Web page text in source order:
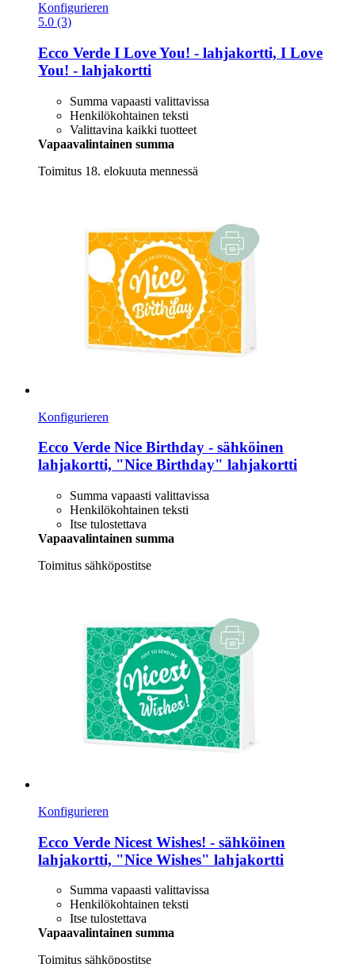
Konfigurieren
5.0 (3)
Ecco Verde I Love You! -​ lahjakortti, I Love
You! -​ lahjakortti
Summa vapaasti valittavissa
Henkilökohtainen teksti
Valittavina kaikki tuotteet
Vapaavalintainen summa
Toimitus 18. elokuuta mennessä
Konfigurieren
Ecco Verde Nice Birthday -​ sähköinen
lahjakortti, "Nice Birthday" lahjakortti
Summa vapaasti valittavissa
Henkilökohtainen teksti
Itse tulostettava
Vapaavalintainen summa
Toimitus sähköpostitse
Konfigurieren
Ecco Verde Nicest Wishes! -​ sähköinen
lahjakortti, "Nice Wishes" lahjakortti
Summa vapaasti valittavissa
Henkilökohtainen teksti
Itse tulostettava
Vapaavalintainen summa
Toimitus sähköpostitse